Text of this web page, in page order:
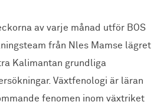
av varje månad utför BOS
från Nles Mamse lägret
Kalimantan grundliga
Växtfenologi är läran
fenomen inom växtriket